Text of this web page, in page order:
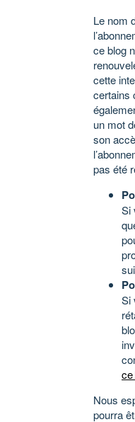
Le nom
ce blog
cette
certains
un mot
son
pas été
Si
Si
ce
Nous
pourra